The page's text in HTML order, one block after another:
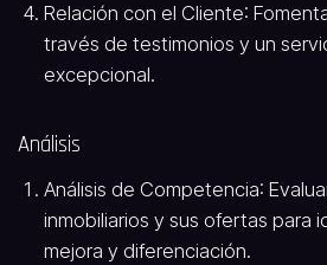
Relación con el Cliente:
través de testimonios y un
excepcional.
Análisis
Análisis de Competencia:
inmobiliarios y sus ofertas para
mejora y diferenciación.